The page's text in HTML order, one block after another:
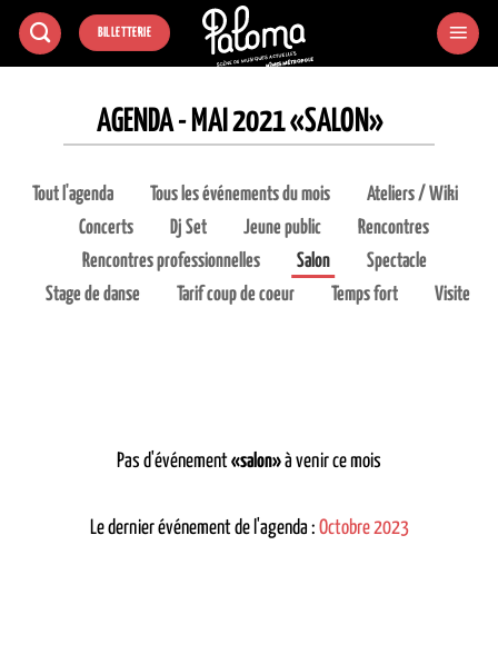
Passer
BILLETTERIE
AGENDA - MAI 2021 «SALON»
Tout l'agenda Tous les événements du mois
Ateliers / Wiki
Concerts
Dj Set Jeune public
Rencontres
Rencontres professionnelles
Salon
Spectacle
Stage de danse
Tarif coup de coeur Temps fort Visite
Pas d'événement«salon»à venir ce mois
Le dernier événement de l'agenda : Octobre 2023